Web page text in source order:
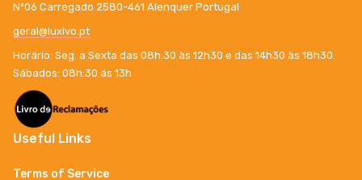
Nº06 Carregado 2580-461 Alenquer Portugal
geral@luxivo.pt
Horário: Seg. a Sexta das 08h:30 às 12h30 e das 14h30 às 18h30.
Sábados: 08h:30 ás 13h
Useful Links
Terms of Service